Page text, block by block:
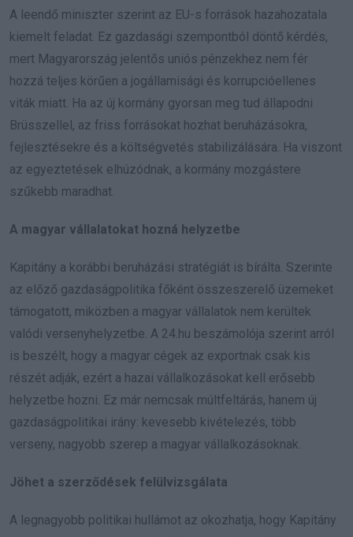
A leendő miniszter szerint az EU-s források hazahozatala
kiemelt feladat. Ez gazdasági szempontból döntő kérdés,
mert Magyarország jelentős uniós pénzekhez nem fér
hozzá teljes körűen a jogállamisági és korrupcióellenes
viták miatt. Ha az új kormány gyorsan meg tud állapodni
Brüsszellel, az friss forrásokat hozhat beruházásokra,
fejlesztésekre és a költségvetés stabilizálására. Ha viszont
az egyeztetések elhúzódnak, a kormány mozgástere
szűkebb maradhat.
A magyar vállalatokat hozná helyzetbe
Kapitány a korábbi beruházási stratégiát is bírálta. Szerinte
az előző gazdaságpolitika főként összeszerelő üzemeket
támogatott, miközben a magyar vállalatok nem kerültek
valódi versenyhelyzetbe. A 24.hu beszámolója szerint arról
is beszélt, hogy a magyar cégek az exportnak csak kis
részét adják, ezért a hazai vállalkozásokat kell erősebb
helyzetbe hozni. Ez már nemcsak múltfeltárás, hanem új
gazdaságpolitikai irány: kevesebb kivételezés, több
verseny, nagyobb szerep a magyar vállalkozásoknak.
Jöhet a szerződések felülvizsgálata
A legnagyobb politikai hullámot az okozhatja, hogy Kapitány